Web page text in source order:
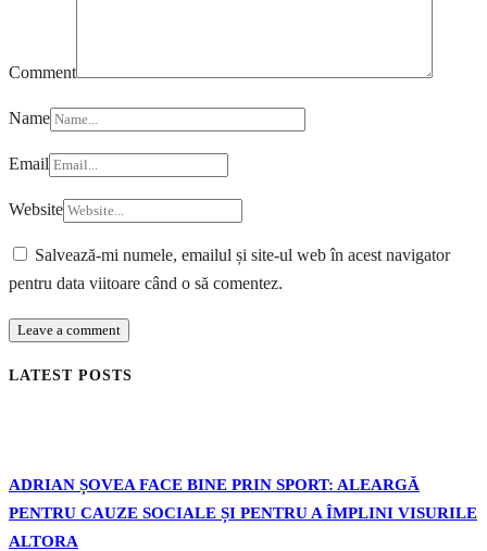
Comment
Name
Email
Website
Salvează-mi numele, emailul și site-ul web în acest navigator
pentru data viitoare când o să comentez.
LATEST POSTS
ADRIAN ȘOVEA FACE BINE PRIN SPORT: ALEARGĂ
PENTRU CAUZE SOCIALE ȘI PENTRU A ÎMPLINI VISURILE
ALTORA